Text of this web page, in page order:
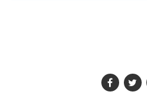
de entre 3 y 7 años junto a sus
imaginación y fortalecen el